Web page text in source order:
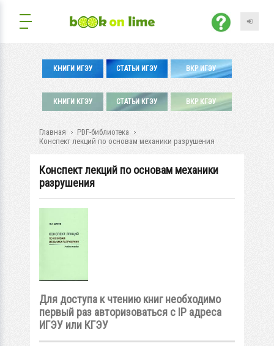
КНИГИ ИГЭУ СТАТЬИ ИГЭУ ВКР ИГЭУ
КНИГИ КГЭУ СТАТЬИ КГЭУ ВКР КГЭУ
Главная
PDF-библиотека
Конспект лекций по основам механики разрушения
Конспект лекций по основам механики
разрушения
Для доступа к чтению книг необходимо
первый раз авторизоваться с IP адреса
ИГЭУ или КГЭУ